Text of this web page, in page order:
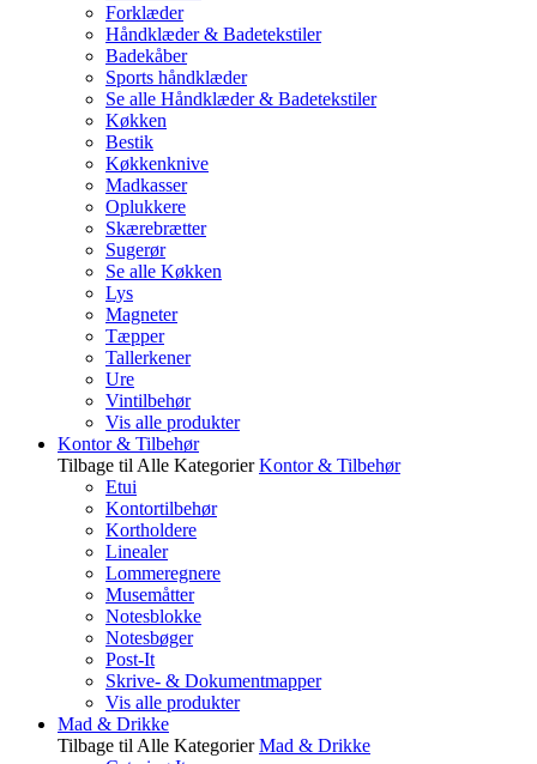
Forklæder
Håndklæder & Badetekstiler
Badekåber
Sports håndklæder
Se alle Håndklæder & Badetekstiler
Køkken
Bestik
Køkkenknive
Madkasser
Oplukkere
Skærebrætter
Sugerør
Se alle Køkken
Lys
Magneter
Tæpper
Tallerkener
Ure
Vintilbehør
Vis alle produkter
Kontor & Tilbehør
Tilbage til Alle Kategorier Kontor & Tilbehør
Etui
Kontortilbehør
Kortholdere
Linealer
Lommeregnere
Musemåtter
Notesblokke
Notesbøger
Post-It
Skrive- & Dokumentmapper
Vis alle produkter
Mad & Drikke
Tilbage til Alle Kategorier Mad & Drikke